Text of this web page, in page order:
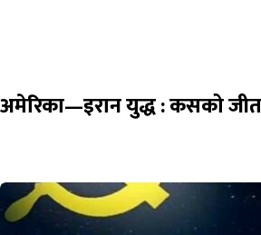
अमेरिका—इरान युद्ध : कसको